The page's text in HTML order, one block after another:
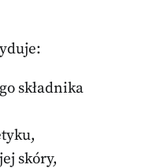
składnika
skóry,